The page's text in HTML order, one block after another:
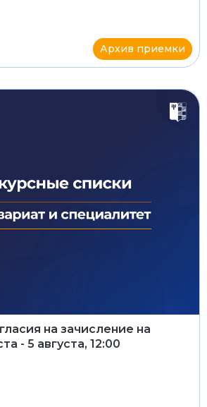
Архив приемки
на зачисление на
- 5 августа, 12:00